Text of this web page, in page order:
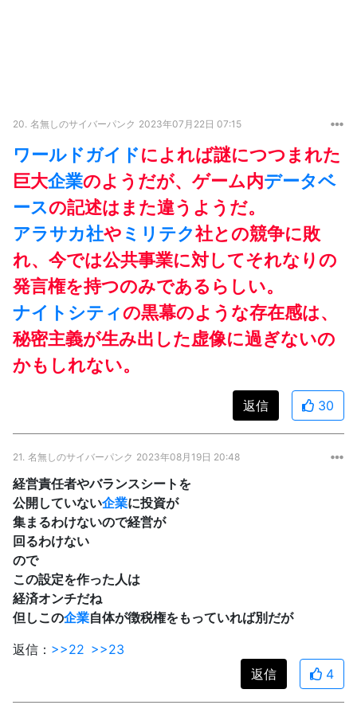
20. 名無しのサイバーパンク 2023年07月22日 07:15
ワールドガイドによれば謎につつまれた
巨大企業のようだが、ゲーム内データベ
ースの記述はまた違うようだ。
アラサカ社や ミリテク社との競争に敗
れ、今では公共事業に対してそれなりの
発言権を持つのみであるらしい。
ナイトシティの黒幕のような存在感は、
秘密主義が生み出した虚像に過ぎないの
かもしれない。
返信 30
21. 名無しのサイバーパンク 2023年08月19日 20:48
経営責任者やバランスシートを
公開していない企業に投資が
集まるわけないので経営が
回るわけない
ので
この設定を作った人は
経済オンチだね
但しこの企業自体が徴税権をもっていれば別だが
返信： >>22 >>23
返信
4